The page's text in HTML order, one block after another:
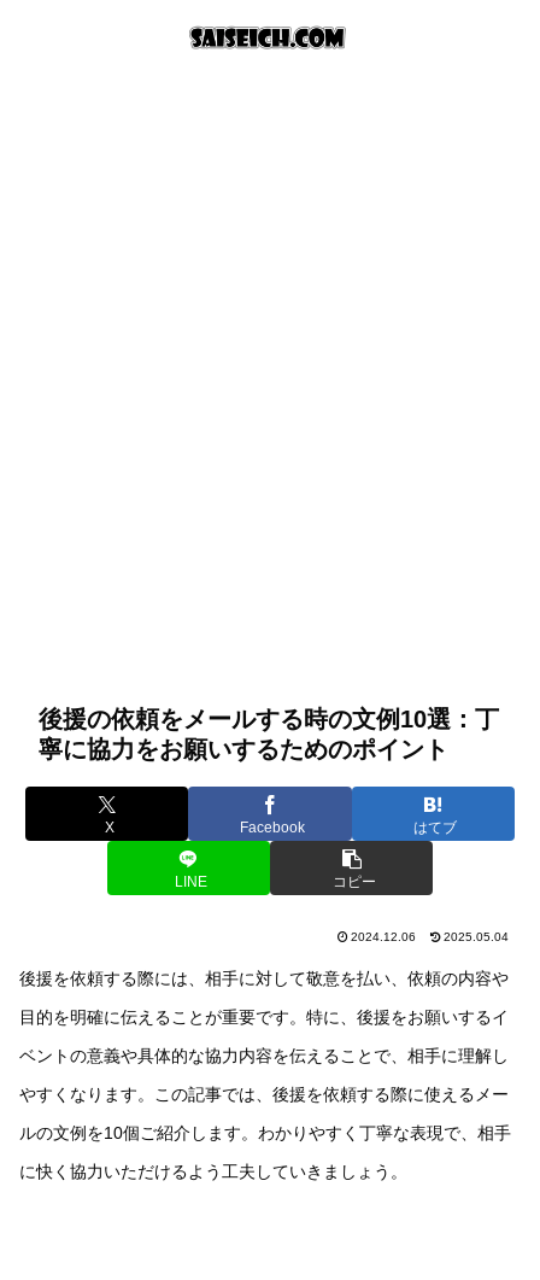
後援の依頼をメールする時の文例10選：丁
寧に協力をお願いするためのポイント
X Facebook はてブ
LINE コピー
2024.12.06 2025.05.04
後援を依頼する際には、相手に対して敬意を払い、依頼の内容や
目的を明確に伝えることが重要です。特に、後援をお願いするイ
ベントの意義や具体的な協力内容を伝えることで、相手に理解し
やすくなります。この記事では、後援を依頼する際に使えるメー
ルの文例を10個ご紹介します。わかりやすく丁寧な表現で、相手
に快く協力いただけるよう工夫していきましょう。